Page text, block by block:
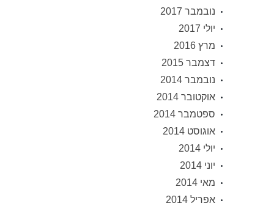
נובמבר 2017
יולי 2017
מרץ 2016
דצמבר 2015
נובמבר 2014
אוקטובר 2014
ספטמבר 2014
אוגוסט 2014
יולי 2014
יוני 2014
מאי 2014
אפריל 2014